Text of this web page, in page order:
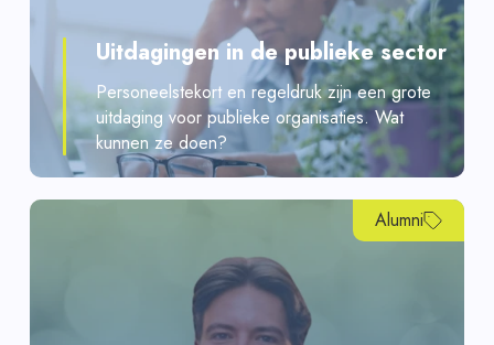
Uitdagingen in de publieke sector
Personeelstekort en regeldruk zijn een grote
uitdaging voor publieke organisaties. Wat
kunnen ze doen?
Alumni